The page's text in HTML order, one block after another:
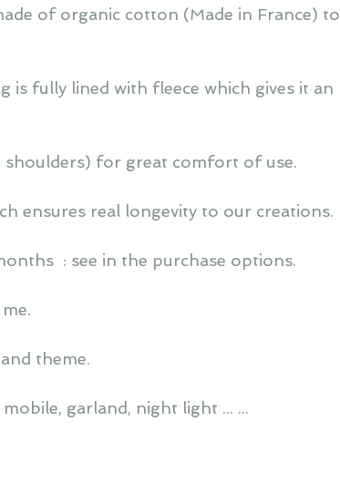
of organic cotton (Made in France) to
fully lined with fleece which gives it an
shoulders) for great comfort of use.
ensures real longevity to our creations.
: see in the purchase options.
theme.
garland, night light ... ...